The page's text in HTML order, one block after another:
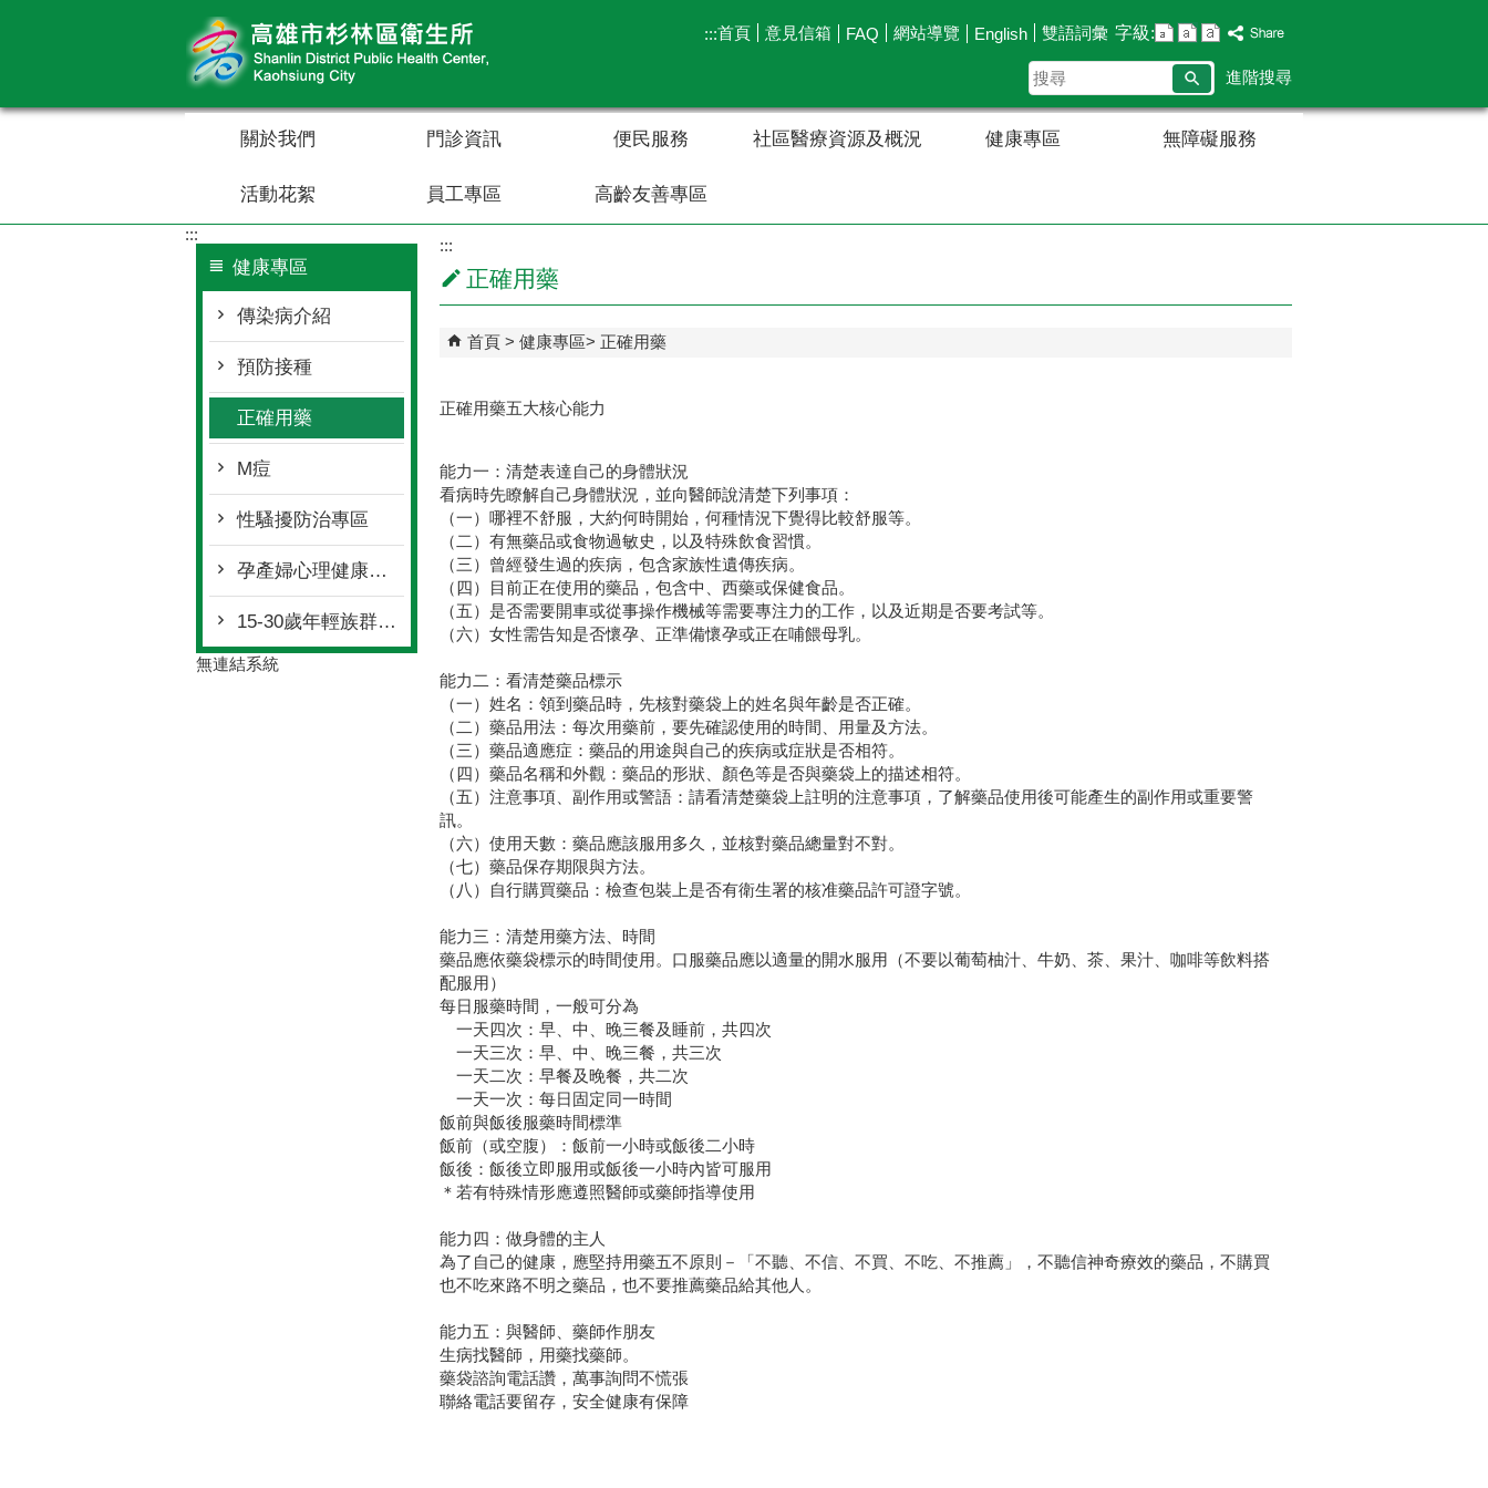
:::首頁 意見信箱 FAQ 網站導覽 English 雙語詞彙 字級:
搜
尋
進階搜尋
關於我們 門診資訊 便民服務 社區醫療資源及概況 健康專區 無障礙服務
活動花絮 員工專區 高齡友善專區
:::
健康專區
傳染病介紹
預防接種
正確用藥
M痘
性騷擾防治專區
孕產婦心理健康資源
15-30歲年輕族群心理健康支持方案
無連結系統
:::
正確用藥
首頁 健康專區 正確用藥
正確用藥五大核心能力
能力一：清楚表達自己的身體狀況
看病時先瞭解自己身體狀況，並向醫師說清楚下列事項：
（一）哪裡不舒服，大約何時開始，何種情況下覺得比較舒服等。
（二）有無藥品或食物過敏史，以及特殊飲食習慣。
（三）曾經發生過的疾病，包含家族性遺傳疾病。
（四）目前正在使用的藥品，包含中、西藥或保健食品。
（五）是否需要開車或從事操作機械等需要專注力的工作，以及近期是否要考試等。
（六）女性需告知是否懷孕、正準備懷孕或正在哺餵母乳。
能力二：看清楚藥品標示
（一）姓名：領到藥品時，先核對藥袋上的姓名與年齡是否正確。
（二）藥品用法：每次用藥前，要先確認使用的時間、用量及方法。
（三）藥品適應症：藥品的用途與自己的疾病或症狀是否相符。
（四）藥品名稱和外觀：藥品的形狀、顏色等是否與藥袋上的描述相符。
（五）注意事項、副作用或警語：請看清楚藥袋上註明的注意事項，了解藥品使用後可能產生的副作用或重要警
訊。
（六）使用天數：藥品應該服用多久，並核對藥品總量對不對。
（七）藥品保存期限與方法。
（八）自行購買藥品：檢查包裝上是否有衛生署的核准藥品許可證字號。
能力三：清楚用藥方法、時間
藥品應依藥袋標示的時間使用。口服藥品應以適量的開水服用（不要以葡萄柚汁、牛奶、茶、果汁、咖啡等飲料搭
配服用）
每日服藥時間，一般可分為
一天四次：早、中、晚三餐及睡前，共四次
一天三次：早、中、晚三餐，共三次
一天二次：早餐及晚餐，共二次
一天一次：每日固定同一時間
飯前與飯後服藥時間標準
飯前（或空腹）：飯前一小時或飯後二小時
飯後：飯後立即服用或飯後一小時內皆可服用
＊若有特殊情形應遵照醫師或藥師指導使用
能力四：做身體的主人
為了自己的健康，應堅持用藥五不原則－「不聽、不信、不買、不吃、不推薦」，不聽信神奇療效的藥品，不購買
也不吃來路不明之藥品，也不要推薦藥品給其他人。
能力五：與醫師、藥師作朋友
生病找醫師，用藥找藥師。
藥袋諮詢電話讚，萬事詢問不慌張
聯絡電話要留存，安全健康有保障